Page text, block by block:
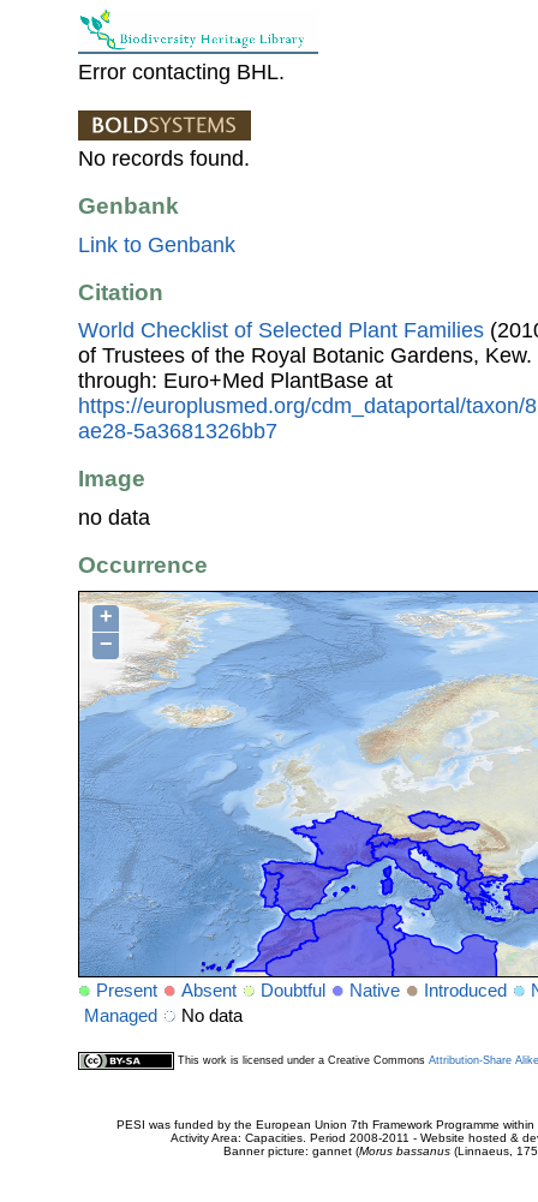
Error contacting BHL.
No records found.
Genbank
Link to Genbank
Citation
World Checklist of Selected Plant Families
of Trustees of the Royal Botanic Gardens, Kew.
through: Euro+Med PlantBase at
https://europlusmed.org/cdm_dataportal/taxon/
ae28-5a3681326bb7
Image
no data
Occurrence
+
−
Present Absent Doubtful Native Introduced
Managed
No data
This work is licensed under a Creative Commons Attribution-Share
PESI was funded by the European Union 7th Framework Programme
Activity Area: Capacities. Period 2008-2011 - Website hosted &
Banner picture: gannet (Morus bassanus(Linnaeus,